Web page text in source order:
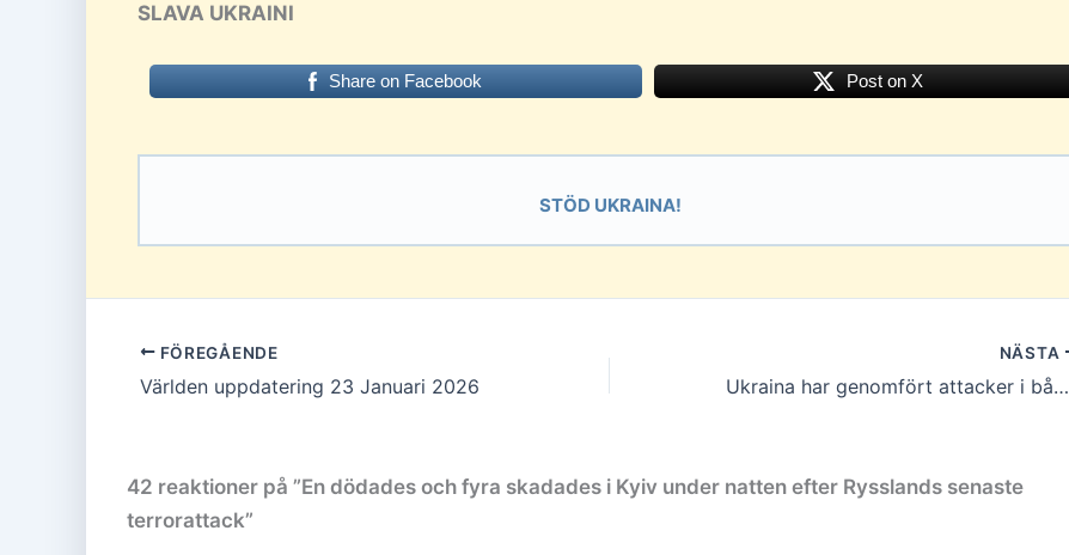
SLAVA UKRAINI
Share on Facebook Post on X
STÖD UKRAINA!
FÖREGÅENDE
Världen uppdatering 23 Januari 2026
NÄSTA
Ukraina har genomfört attacker i både Belgorod och Smolensk
42 reaktioner på ”En dödades och fyra skadades i Kyiv under natten efter Rysslands senaste
terrorattack”